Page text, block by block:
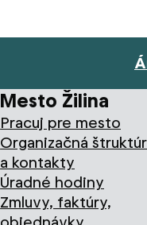
Mesto Žilina
Pracuj pre mesto
Organizačná
a kontakty
Úradné hodiny
Zmluvy, faktúry,